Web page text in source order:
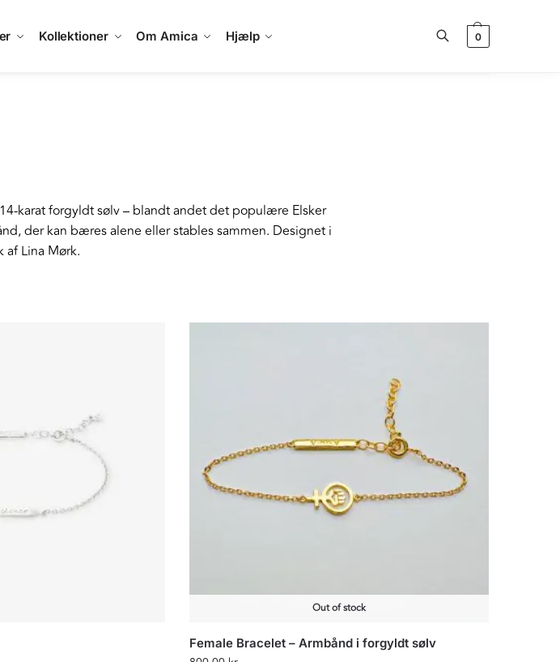
Kollektioner Om Amica Hjælp 0
karat forgyldt sølv – blandt andet det populære Elsker
der kan bæres alene eller stables sammen. Designet i
af Lina Mørk.
Out of stock
Female Bracelet – Armbånd i forgyldt sølv